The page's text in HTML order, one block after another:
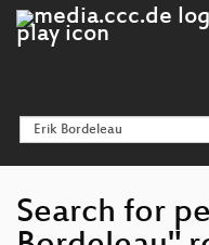
Search for